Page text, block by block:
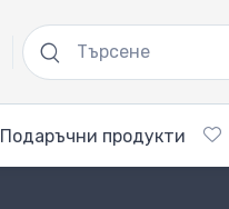
Подаръчни продукти